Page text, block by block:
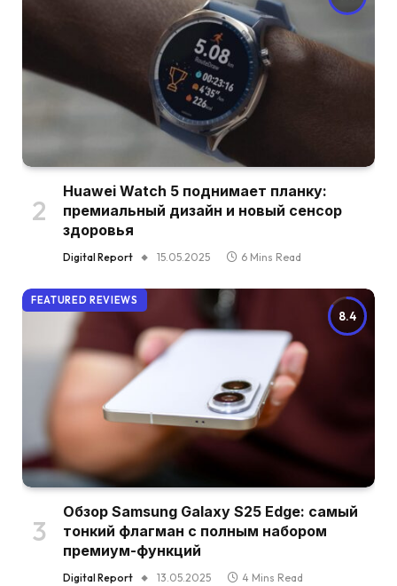
Huawei Watch 5 поднимает планку:
премиальный дизайн и новый сенсор
здоровья
Digital Report 15.05.2025 6 Mins Read
8.4
FEATURED REVIEWS
Обзор Samsung Galaxy S25 Edge: самый
тонкий флагман с полным набором
премиум-функций
Digital Report 13.05.2025 4 Mins Read